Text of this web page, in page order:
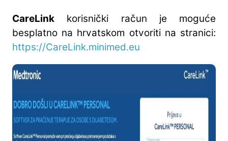
CareLink korisnički račun je moguće
besplatno na hrvatskom otvoriti na stranici:
https://CareLink.minimed.eu